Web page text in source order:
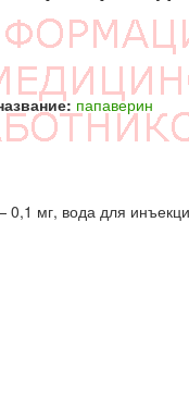
папаверин
0,1 мг, вода для